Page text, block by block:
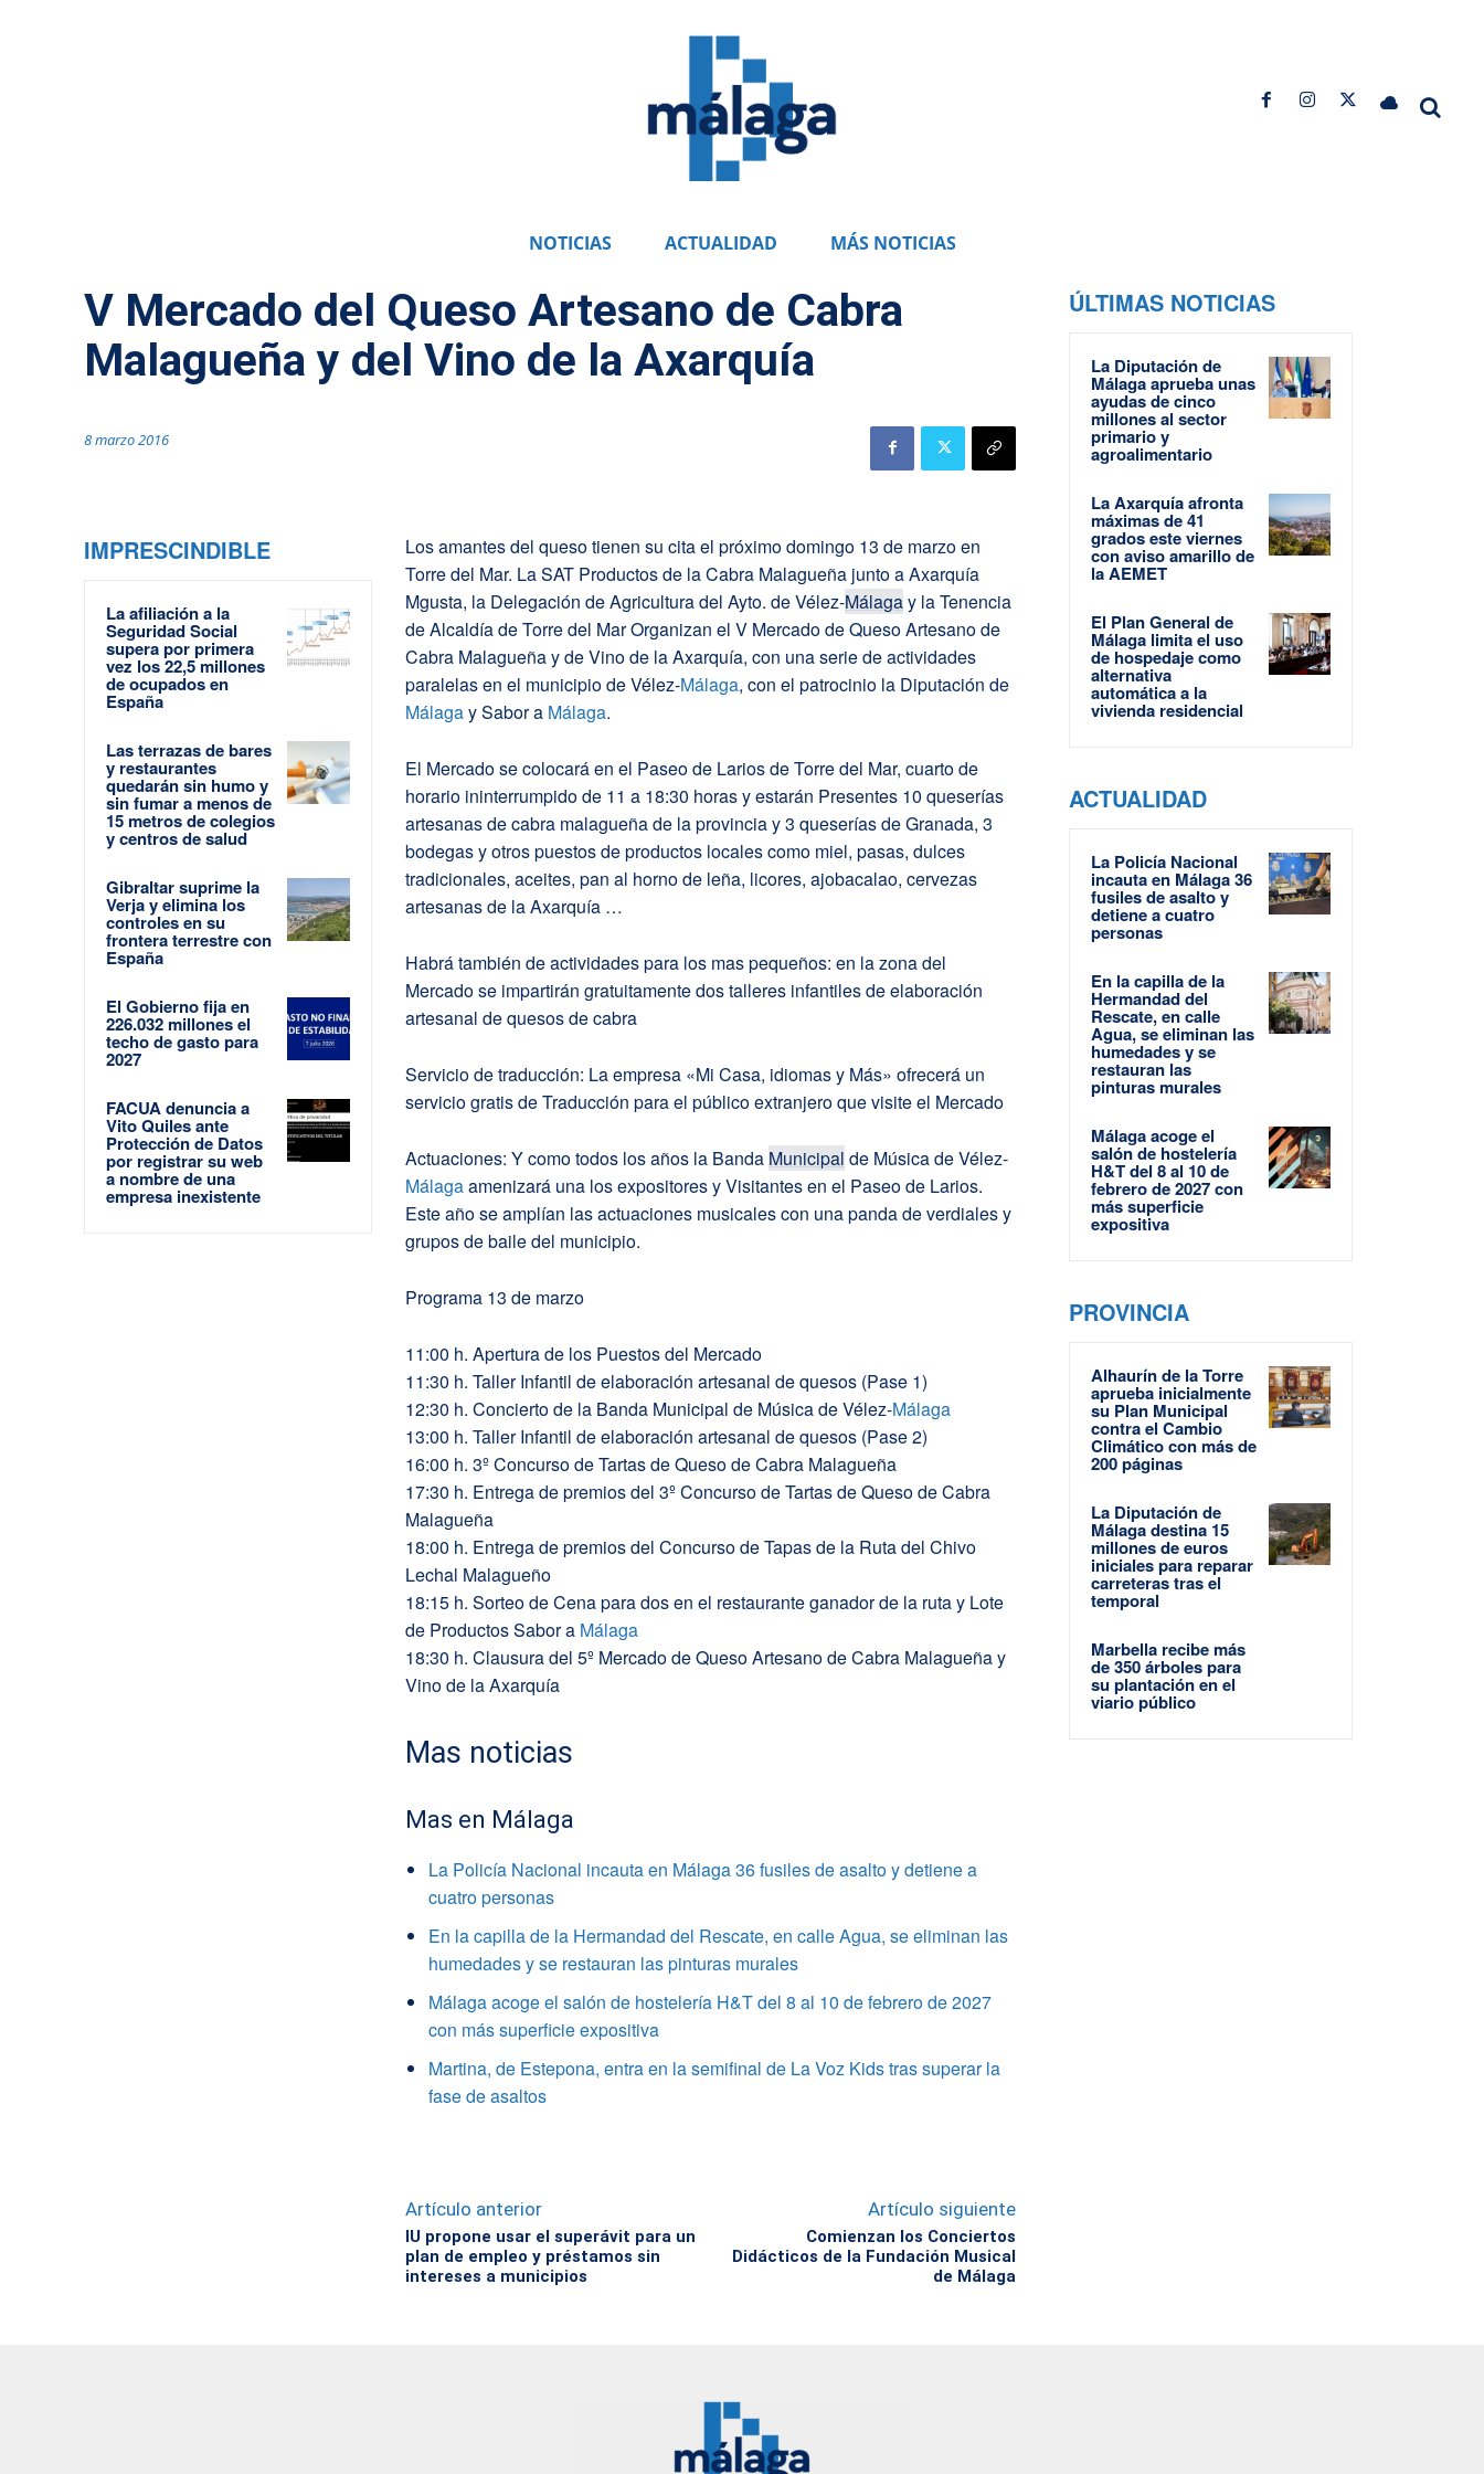
NOTICIAS ACTUALIDAD MÁS NOTICIAS
V Mercado del Queso Artesano de Cabra
Malagueña y del Vino de la Axarquía
8 marzo 2016
IMPRESCINDIBLE
La afiliación a la
Seguridad Social
supera por primera
vez los 22,5 millones
de ocupados en
España
Las terrazas de bares
y restaurantes
quedarán sin humo y
sin fumar a menos de
15 metros de colegios
y centros de salud
Gibraltar suprime la
Verja y elimina los
controles en su
frontera terrestre con
España
El Gobierno fija en
226.032 millones el
techo de gasto para
2027
FACUA denuncia a
Vito Quiles ante
Protección de Datos
por registrar su web
a nombre de una
empresa inexistente
Los amantes del queso tienen su cita el próximo domingo 13 de marzo en
Torre del Mar. La SAT Productos de la Cabra Malagueña junto a Axarquía
Mgusta, la Delegación de Agricultura del Ayto. de Vélez-Málagay la Tenencia
de Alcaldía de Torre del Mar Organizan el V Mercado de Queso Artesano de
Cabra Malagueña y de Vino de la Axarquía, con una serie de actividades
paralelas en el municipio de Vélez-Málaga, con el patrocinio la Diputación de
Málagay Sabor a Málaga.
El Mercado se colocará en el Paseo de Larios de Torre del Mar, cuarto de
horario ininterrumpido de 11 a 18:30 horas y estarán Presentes 10 queserías
artesanas de cabra malagueña de la provincia y 3 queserías de Granada, 3
bodegas y otros puestos de productos locales como miel, pasas, dulces
tradicionales, aceites, pan al horno de leña, licores, ajobacalao, cervezas
artesanas de la Axarquía …
Habrá también de actividades para los mas pequeños: en la zona del
Mercado se impartirán gratuitamente dos talleres infantiles de elaboración
artesanal de quesos de cabra
Servicio de traducción: La empresa «Mi Casa, idiomas y Más» ofrecerá un
servicio gratis de Traducción para el público extranjero que visite el Mercado
Actuaciones: Y como todos los años la Banda Municipal de Música de Vélez-
Málagaamenizará una los expositores y Visitantes en el Paseo de Larios.
Este año se amplían las actuaciones musicales con una panda de verdiales y
grupos de baile del municipio.
Programa 13 de marzo
11:00 h. Apertura de los Puestos del Mercado
11:30 h. Taller Infantil de elaboración artesanal de quesos (Pase 1)
12:30 h. Concierto de la Banda Municipal de Música de Vélez-Málaga
13:00 h. Taller Infantil de elaboración artesanal de quesos (Pase 2)
16:00 h. 3º Concurso de Tartas de Queso de Cabra Malagueña
17:30 h. Entrega de premios del 3º Concurso de Tartas de Queso de Cabra
Malagueña
18:00 h. Entrega de premios del Concurso de Tapas de la Ruta del Chivo
Lechal Malagueño
18:15 h. Sorteo de Cena para dos en el restaurante ganador de la ruta y Lote
de Productos Sabor a Málaga
18:30 h. Clausura del 5º Mercado de Queso Artesano de Cabra Malagueña y
Vino de la Axarquía
Mas noticias
Mas en Málaga
La Policía Nacional incauta en Málaga 36 fusiles de asalto y detiene a
cuatro personas
En la capilla de la Hermandad del Rescate, en calle Agua, se eliminan las
humedades y se restauran las pinturas murales
Málaga acoge el salón de hostelería H&T del 8 al 10 de febrero de 2027
con más superficie expositiva
Martina, de Estepona, entra en la semifinal de La Voz Kids tras superar la
fase de asaltos
Artículo anterior
IU propone usar el superávit para un
plan de empleo y préstamos sin
intereses a municipios
Artículo siguiente
Comienzan los Conciertos
Didácticos de la Fundación Musical
de Málaga
ÚLTIMAS NOTICIAS
La Diputación de
Málaga aprueba unas
ayudas de cinco
millones al sector
primario y
agroalimentario
La Axarquía afronta
máximas de 41
grados este viernes
con aviso amarillo de
la AEMET
El Plan General de
Málaga limita el uso
de hospedaje como
alternativa
automática a la
vivienda residencial
ACTUALIDAD
La Policía Nacional
incauta en Málaga 36
fusiles de asalto y
detiene a cuatro
personas
En la capilla de la
Hermandad del
Rescate, en calle
Agua, se eliminan las
humedades y se
restauran las
pinturas murales
Málaga acoge el
salón de hostelería
H&T del 8 al 10 de
febrero de 2027 con
más superficie
expositiva
PROVINCIA
Alhaurín de la Torre
aprueba inicialmente
su Plan Municipal
contra el Cambio
Climático con más de
200 páginas
La Diputación de
Málaga destina 15
millones de euros
iniciales para reparar
carreteras tras el
temporal
Marbella recibe más
de 350 árboles para
su plantación en el
viario público